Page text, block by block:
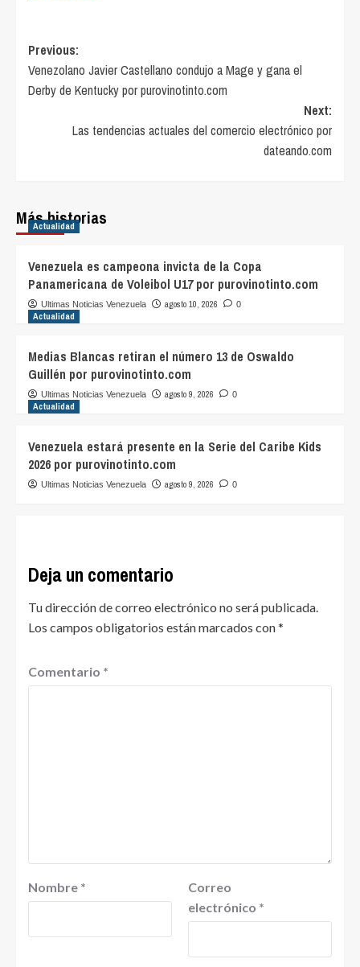
Post
navigation
Previous:
Venezolano Javier Castellano condujo a Mage y gana el
Derby de Kentucky por purovinotinto.com
Next:
Las tendencias actuales del comercio electrónico por
dateando.com
Más historias
Actualidad
Venezuela es campeona invicta de la Copa
Panamericana de Voleibol U17 por purovinotinto.com
Ultimas Noticias Venezuela agosto 10, 2026 0
Actualidad
Medias Blancas retiran el número 13 de Oswaldo
Guillén por purovinotinto.com
Ultimas Noticias Venezuela agosto 9, 2026 0
Actualidad
Venezuela estará presente en la Serie del Caribe Kids
2026 por purovinotinto.com
Ultimas Noticias Venezuela agosto 9, 2026 0
Deja un comentario
Tu dirección de correo electrónico no será publicada.
Los campos obligatorios están marcados con*
Comentario *
Nombre *
Correo
electrónico *